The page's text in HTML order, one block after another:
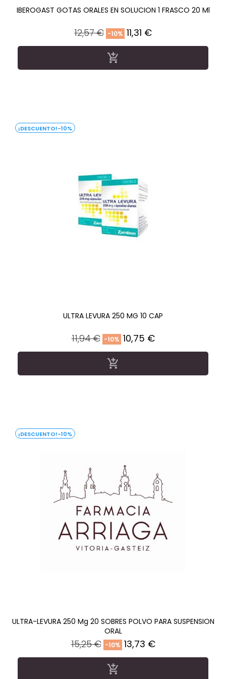
IBEROGAST GOTAS ORALES EN SOLUCION 1 FRASCO 20 Ml
Precio
regular
12,57 € -10% Precio
11,31 €

-10%
ULTRA LEVURA 250 MG 10 CAP
Precio
regular
11,94 € -10% Precio
10,75 €

-10%
ULTRA-LEVURA 250 Mg 20 SOBRES POLVO PARA SUSPENSION
ORAL
Precio
regular
15,25 € -10% Precio
13,73 €
